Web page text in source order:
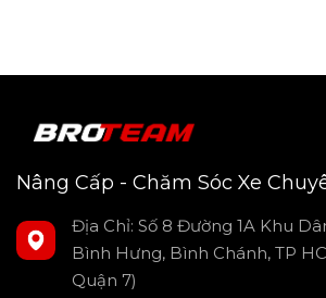
Nhờ vậy, Độ Ghế Massage Ô Tô
Nâng Cấp - Chăm Sóc Xe
Địa Chỉ: Số 8 Đường 1A Khu
Bình Hưng, Bình Chánh, TP
Quận 7)